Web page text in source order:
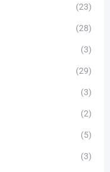
(23)
(28)
(3)
(29)
(3)
(2)
(5)
(3)